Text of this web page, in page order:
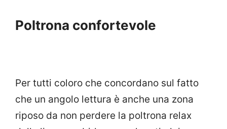
Poltrona confortevole
Per tutti coloro che concordano sul fatto
che un angolo lettura è anche una zona
riposo da non perdere la poltrona relax